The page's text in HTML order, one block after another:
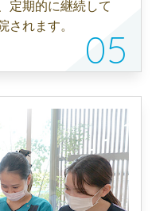
定期的に継続して
されます。